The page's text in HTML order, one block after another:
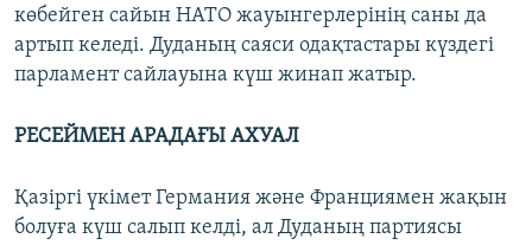
көбейген сайын НАТО жауынгерлерінің саны да
артып келеді. Дуданың саяси одақтастары күздегі
парламент сайлауына күш жинап жатыр.
РЕСЕЙМЕН АРАДАҒЫ АХУАЛ
Қазіргі үкімет Германия және Франциямен жақын
болуға күш салып келді, ал Дуданың партиясы